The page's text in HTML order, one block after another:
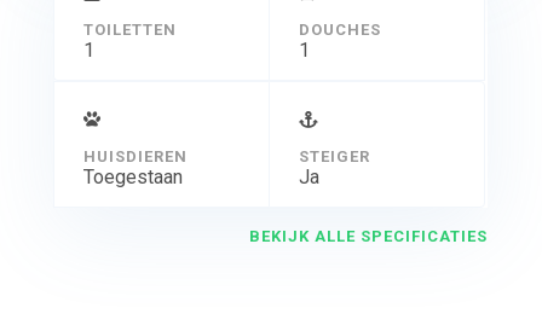
TOILETTEN
1
DOUCHES
1
HUISDIEREN
Toegestaan
STEIGER
Ja
BEKIJK ALLE SPECIFICATIES